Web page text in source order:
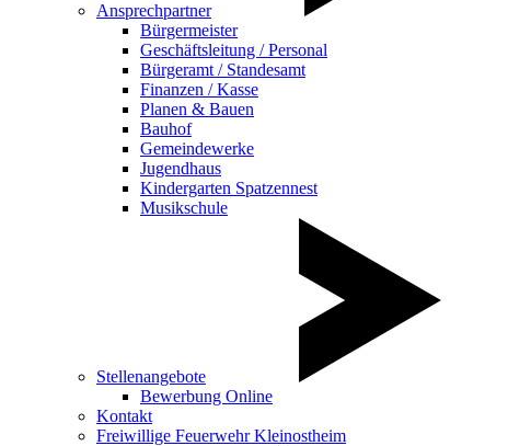
Ansprechpartner
Bürgermeister
Geschäftsleitung / Personal
Bürgeramt / Standesamt
Finanzen / Kasse
Planen & Bauen
Bauhof
Gemeindewerke
Jugendhaus
Kindergarten Spatzennest
Musikschule
Stellenangebote
Bewerbung Online
Kontakt
Freiwillige Feuerwehr Kleinostheim